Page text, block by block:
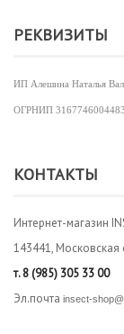
РЕКВИЗИТЫ
ИП Алешина Наталья
ОГРНИП
КОНТАКТЫ
Интернет-магазин
143441, Московская
т.8 (985) 305 33 00
Эл.почта insect-